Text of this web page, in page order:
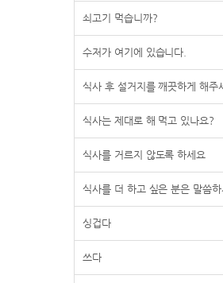
쇠고기 먹습니까?
수저가 여기에 있습니다.
식사 후 설거지를 깨끗하게 해주
식사는 제대로 해 먹고 있나요?
식사를 거르지 않도록 하세요
식사를 더 하고 싶은 분은 말씀
싱겁다
쓰다